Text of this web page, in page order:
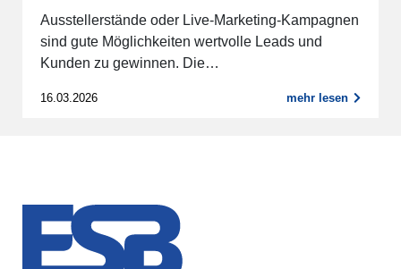
Ausstellerstände oder Live-Marketing-Kampagnen
sind gute Möglichkeiten wertvolle Leads und
Kunden zu gewinnen. Die…
16.03.2026 mehr lesen